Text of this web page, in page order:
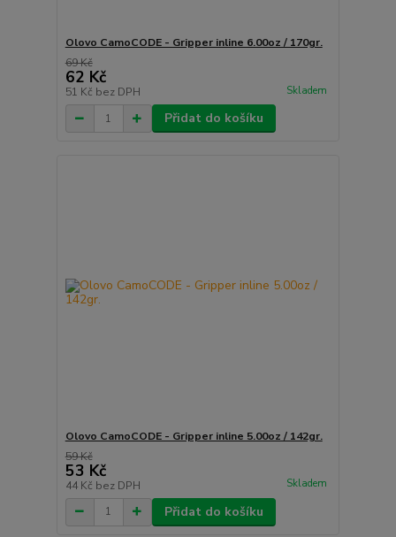
Olovo CamoCODE - Gripper inline 6.00oz / 170gr.
69 Kč
62 Kč
51 Kč bez DPH Skladem
Přidat do košíku
Olovo CamoCODE - Gripper inline 5.00oz / 142gr.
59 Kč
53 Kč
44 Kč bez DPH Skladem
Přidat do košíku